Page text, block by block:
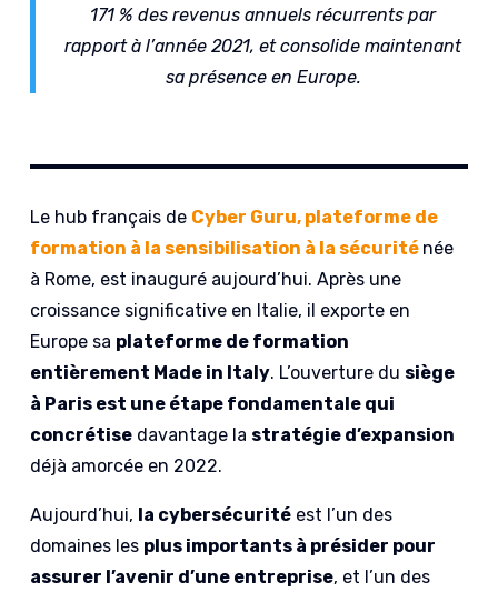
171 % des revenus annuels récurrents par
rapport à l’année 2021, et consolide maintenant
sa présence en Europe.
Le hub français de Cyber Guru, plateforme de
formation à la sensibilisation à la sécurité née
à Rome, est inauguré aujourd’hui. Après une
croissance significative en Italie, il exporte en
Europe sa plateforme de formation
entièrement Made in Italy. L’ouverture du siège
à Paris est une étape fondamentale qui
concrétise davantage la stratégie d’expansion
déjà amorcée en 2022.
Aujourd’hui, la cybersécurité est l’un des
domaines les plus importants à présider pour
assurer l’avenir d’une entreprise, et l’un des